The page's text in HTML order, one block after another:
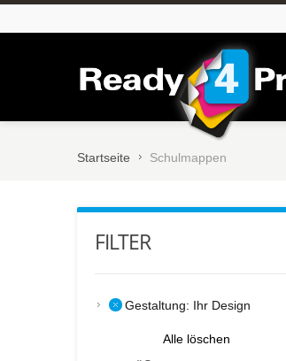
Startseite Schulmappen
FILTER
Gestaltung: Ihr Design
Alle löschen